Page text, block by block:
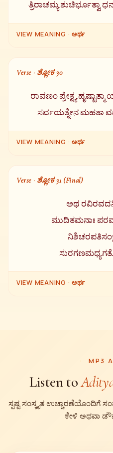
ತ್ರಿರಾಚಮ್ಯ ಶುಚಿರ್ಭೂತ್ವಾ
VIEW MEANING · ಅರ್ಥ
ಶ್ರೀರಾಮನು ಪರಮಾನಂದವನ್ನು
ಪವಿತ್ರನಾಗಿ ವೀರ ರಾಮನು ತನ್ನ
Verse · ಶ್ಲೋಕ 30
ರಾವಣಂ ಪ್ರೇಕ್ಷ್ಯ
ಸರ್ವಯತ್ನೇನ ಮಹತಾ
VIEW MEANING · ಅರ್ಥ
ಸಿದ್ಧವಾದರು ಮತ್ತು ಮಹಾ
Verse · ಶ್ಲೋಕ 31 (Final)
ಅಥ
ಮುದಿತಮನಾಃ
VIEW MEANING · ಅರ್ಥ
MP3
Listen to
ಸ್ಪಷ್ಟ ಸಂಸ್ಕೃತ ಉಚ್ಚಾರಣೆಯೊಂದಿಗೆ
ಕೇಳಿ ಅಥವಾ